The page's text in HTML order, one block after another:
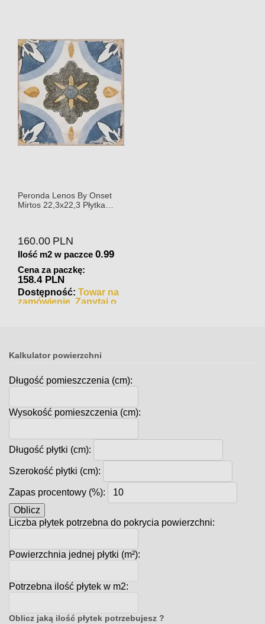
Peronda Lenos By Onset
Mirtos 22,3x22,3 Płytka
160.00 PLN
Ilość m2 w paczce 0.99
Cena za paczkę:
158.4 PLN
Dostępność: Towar na
zamówienie. Zapytaj o
Kalkulator powierzchni
Długość pomieszczenia (cm):
Wysokość pomieszczenia (cm):
Długość płytki (cm):
Szerokość płytki (cm):
Zapas procentowy (%):
Oblicz
Liczba płytek potrzebna do pokrycia powierzchni:
Powierzchnia jednej płytki (m²):
Potrzebna ilość płytek w m2:
Oblicz jaką ilość płytek potrzebujesz ?